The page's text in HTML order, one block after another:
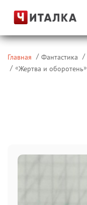
Главная Фантастика
«Жертва и оборотень»